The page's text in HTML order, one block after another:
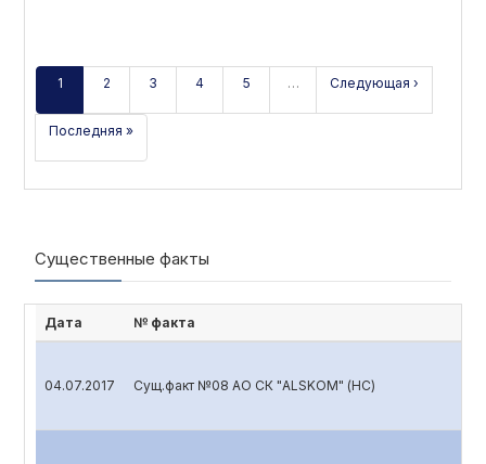
1 2 3 4 5 … Следующая ›
Последняя »
Существенные факты
Дата № факта
04.07.2017 Сущ.факт №08 АО СК "ALSKOM" (НС)